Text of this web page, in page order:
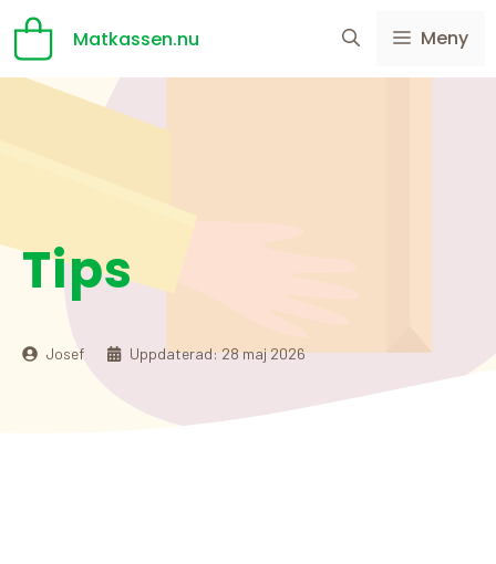
Hoppa
innehåll
Matkassen.nu Meny
Tips
Josef Uppdaterad:28 maj 2026